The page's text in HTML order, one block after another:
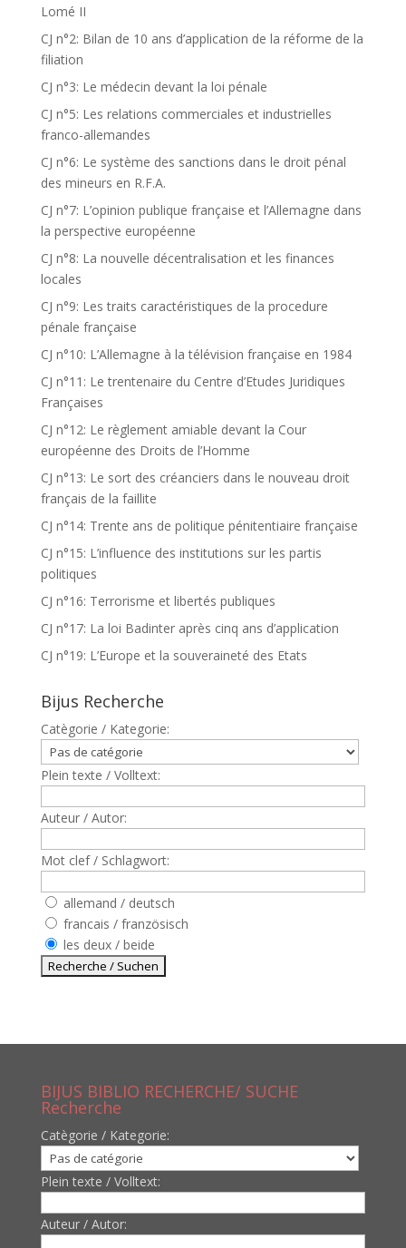
Lomé II
CJ n°2: Bilan de 10 ans d’application de la réforme de la
filiation
CJ n°3: Le médecin devant la loi pénale
CJ n°5: Les relations commerciales et industrielles
franco-allemandes
CJ n°6: Le système des sanctions dans le droit pénal
des mineurs en R.F.A.
CJ n°7: L’opinion publique française et l’Allemagne dans
la perspective européenne
CJ n°8: La nouvelle décentralisation et les finances
locales
CJ n°9: Les traits caractéristiques de la procedure
pénale française
CJ n°10: L’Allemagne à la télévision française en 1984
CJ n°11: Le trentenaire du Centre d’Etudes Juridiques
Françaises
CJ n°12: Le règlement amiable devant la Cour
européenne des Droits de l’Homme
CJ n°13: Le sort des créanciers dans le nouveau droit
français de la faillite
CJ n°14: Trente ans de politique pénitentiaire française
CJ n°15: L’influence des institutions sur les partis
politiques
CJ n°16: Terrorisme et libertés publiques
CJ n°17: La loi Badinter après cinq ans d’application
CJ n°19: L’Europe et la souveraineté des Etats
Bijus Recherche
Catègorie / Kategorie:
Plein texte / Volltext:
Auteur / Autor:
Mot clef / Schlagwort:
allemand / deutsch
francais / französisch
les deux / beide
BIJUS BIBLIO RECHERCHE/ SUCHE
Recherche
Catègorie / Kategorie:
Plein texte / Volltext:
Auteur / Autor: